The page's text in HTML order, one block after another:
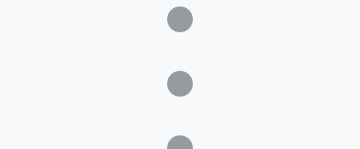
Розмір матеріалу, що розпилюється 0°(макс.
висота х ширина): 45 х 115 мм
45° кут нахилу (макс. висота х ширина): 25 х
Загрузка...
Загрузка...
Загрузка...